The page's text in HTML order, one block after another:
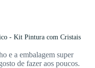
- Kit Pintura com Cristais
e a embalagem super
de fazer aos poucos.